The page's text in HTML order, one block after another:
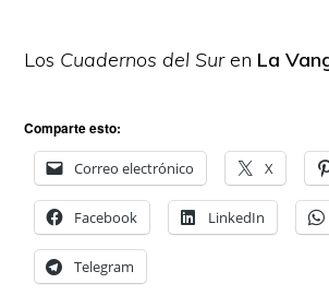
Los Cuadernos del Suren La
Comparte esto:
Correo electrónico X
Facebook LinkedIn
Telegram